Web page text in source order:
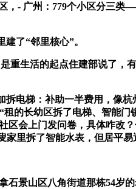
，- 广州：779个小区分三类
了“邻里核心”。
生活的起点住建部说了，
电梯：补助一半费用，像杭
的长幼区拆了电梯、智能门
区会上门发问卷，具体咋改
里拆了智能水表，但居平易
景山区八角街道那栋54岁